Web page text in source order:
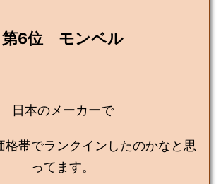
第6位 モンベル
日本のメーカーで
格帯でランクインしたのかなと思
ってます。